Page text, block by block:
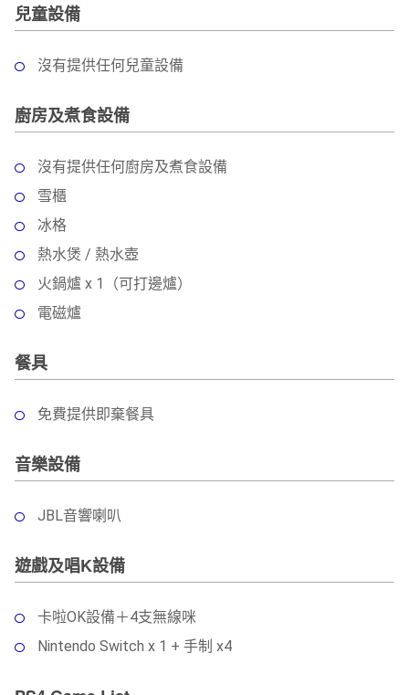
兒童設備
沒有提供任何兒童設備
廚房及煮食設備
沒有提供任何廚房及煮食設備
雪櫃
冰格
熱水煲 / 熱水壺
火鍋爐 x 1（可打邊爐）
電磁爐
餐具
免費提供即棄餐具
音樂設備
JBL音響喇叭
遊戲及唱K設備
卡啦OK設備＋4支無線咪
Nintendo Switch x 1 + 手制 x4